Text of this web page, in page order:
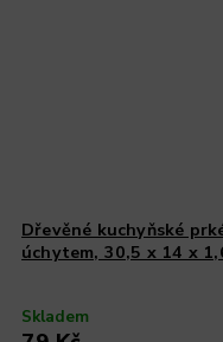
Dřevěné kuchyňské
úchytem, 30,5 x 14 x
Skladem